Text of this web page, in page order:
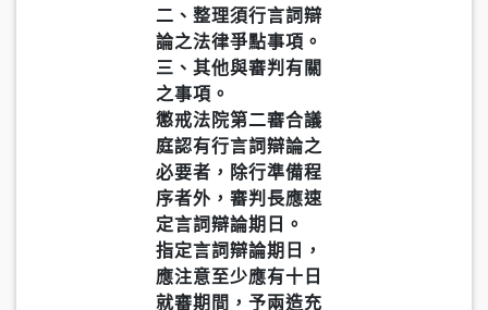
二、整理須行言詞辯
論之法律爭點事項。
三、其他與審判有關
之事項。
懲戒法院第二審合議
庭認有行言詞辯論之
必要者，除行準備程
序者外，審判長應速
定言詞辯論期日。
指定言詞辯論期日，
應注意至少應有十日
就審期間，予兩造充